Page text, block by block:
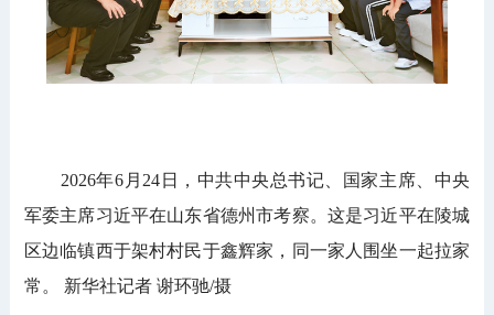
2026年6月24日，中共中央总书记、国家主席、中央
军委主席习近平在山东省德州市考察。这是习近平在陵城
区边临镇西于架村村民于鑫辉家，同一家人围坐一起拉家
常。 新华社记者 谢环驰/摄